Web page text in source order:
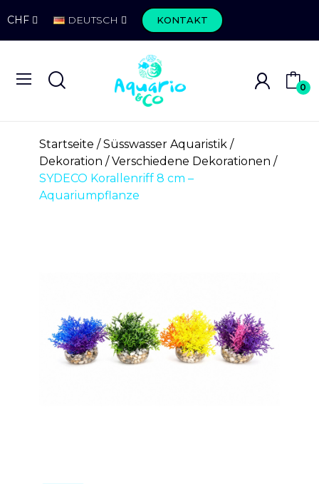
CHF DEUTSCH KONTAKT
0
Startseite
Süsswasser Aquaristik
Dekoration
Verschiedene Dekorationen
SYDECO Korallenriff 8 cm –
Aquariumpflanze